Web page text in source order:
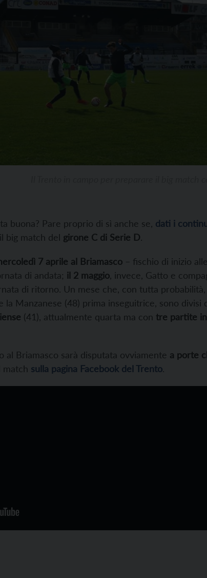
buona? Pare proprio di sì anche se, dati i
big match del girone C di Serie D.
7 aprile al Briamasco – fischio di inizio
di andata; il 2 maggio , invece, Gatto e
di ritorno. Un mese che, con tutta
la Manzanese (48) prima inseguitrice, sono divisi
(41), attualmente quarta ma con tre partite
al Briamasco sarà disputata ovviamente a porte
match sulla pagina Facebook del Trento.